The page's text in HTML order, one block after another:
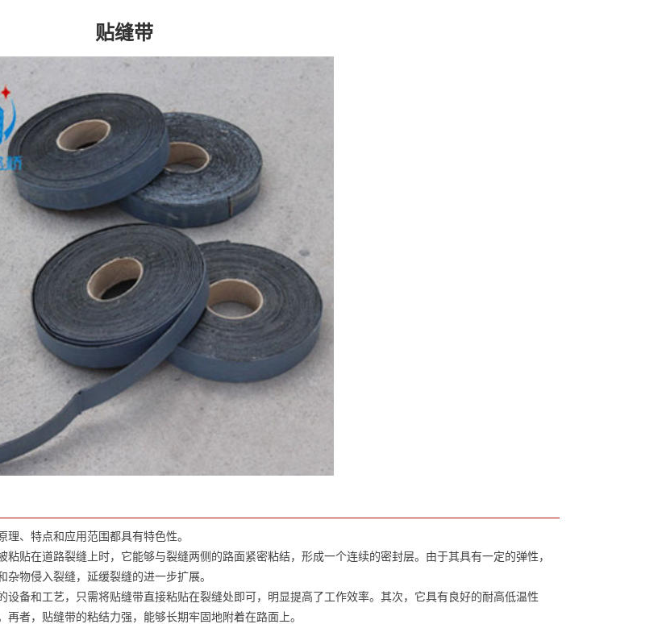
贴缝带
、特点和应用范围都具有特色性。
在道路裂缝上时，它能够与裂缝两侧的路面紧密粘结，形成一个连续的密封层。由于其具有一定的弹性，
物侵入裂缝，延缓裂缝的进一步扩展。
和工艺，只需将贴缝带直接粘贴在裂缝处即可，明显提高了工作效率。其次，它具有良好的耐高低温性
者，贴缝带的粘结力强，能够长期牢固地附着在路面上。